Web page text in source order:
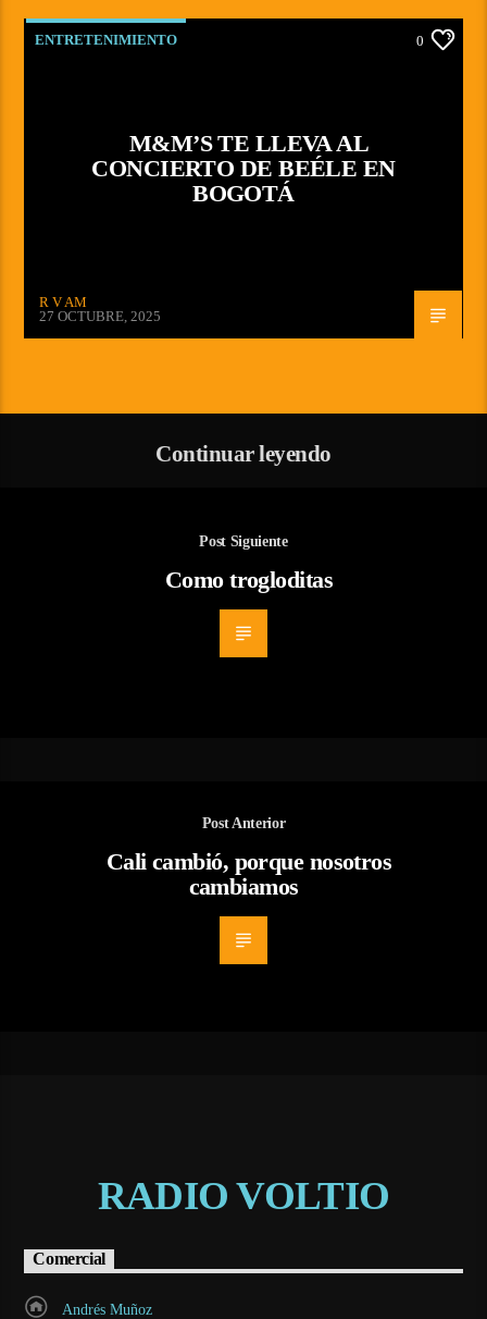
ENTRETENIMIENTO 0
M&M’S TE LLEVA AL
CONCIERTO DE BEÉLE EN
BOGOTÁ
R V AM
27 OCTUBRE, 2025
Continuar leyendo
Post Siguiente
Como trogloditas
Post Anterior
Cali cambió, porque nosotros
cambiamos
RADIO VOLTIO
Comercial
Andrés Muñoz